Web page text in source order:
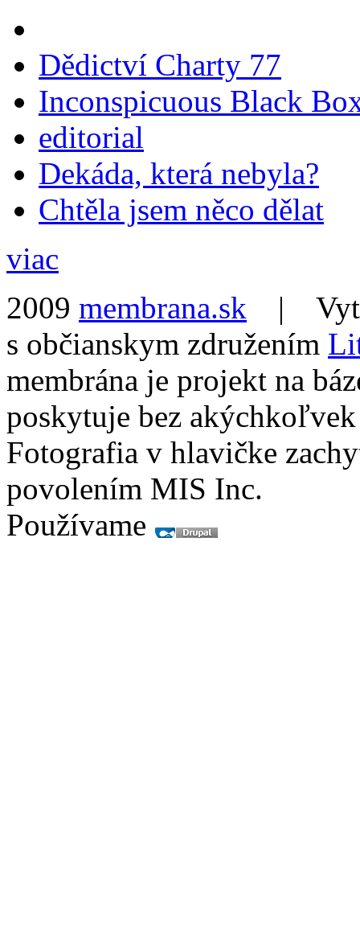
Dědictví Charty 77
Inconspicuous Black
editorial
Dekáda, která nebyla?
Chtěla jsem něco dělat
viac
2009 membrana.sk |
s občianskym združením
membrána je projekt na
poskytuje bez
Fotografia v hlavičke
povolením MIS Inc.
Používame